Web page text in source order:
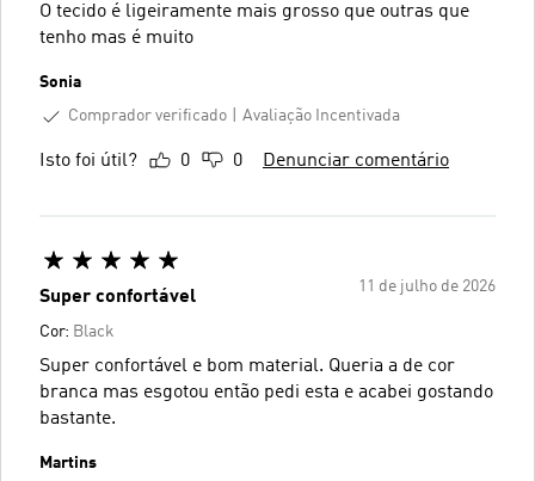
O tecido é ligeiramente mais grosso que outras que
tenho mas é muito
Sonia
Comprador verificado
Avaliação Incentivada
Isto foi útil? 0 0 Denunciar comentário
11 de julho de 2026
Super confortável
Cor: Black
Super confortável e bom material. Queria a de cor
branca mas esgotou então pedi esta e acabei gostando
bastante.
Martins